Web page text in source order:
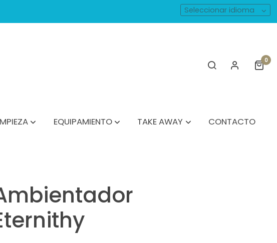
Seleccionar idioma
0
EQUIPAMIENTO TAKE AWAY CONTACTO